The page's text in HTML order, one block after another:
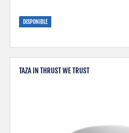
DISPONIBLE
TAZA IN THRUST WE TRUST